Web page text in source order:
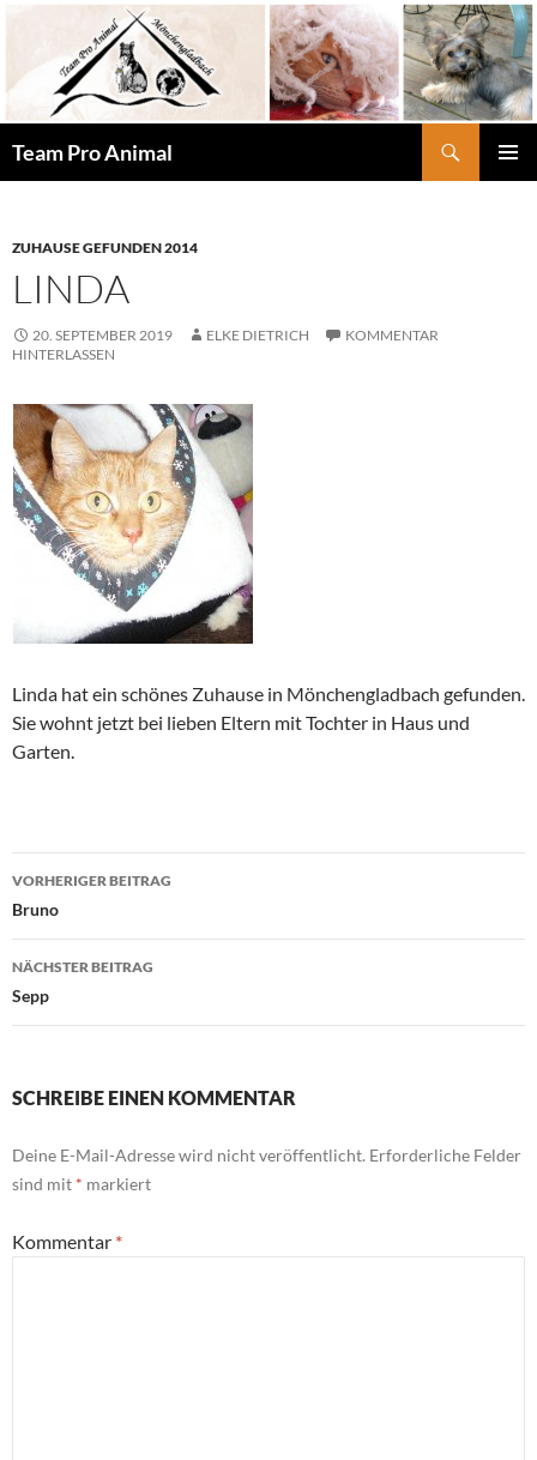
springen
Team Pro Animal
ZUHAUSE GEFUNDEN 2014
LINDA
20. SEPTEMBER 2019 ELKE DIETRICH
KOMMENTAR
HINTERLASSEN
Linda hat ein schönes Zuhause in Mönchengladbach gefunden.
Sie wohnt jetzt bei lieben Eltern mit Tochter in Haus und
Garten.
Beitragsnavigation
VORHERIGER BEITRAG
Bruno
NÄCHSTER BEITRAG
Sepp
SCHREIBE EINEN KOMMENTAR
Deine E-Mail-Adresse wird nicht veröffentlicht. Erforderliche Felder
sind mit * markiert
Kommentar *